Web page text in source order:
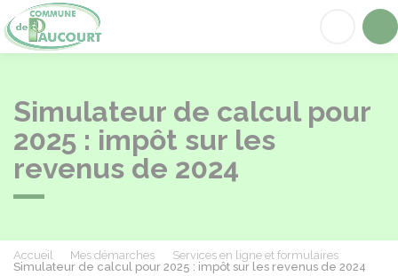
Simulateur de calcul pour
2025 : impôt sur les
revenus de 2024
Accueil Mes démarches
Services en ligne et formulaires
Simulateur de calcul pour 2025 : impôt sur les revenus de 2024